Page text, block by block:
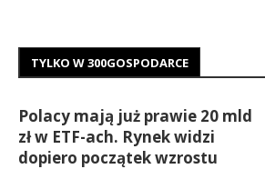
TYLKO W 300GOSPODARCE
Polacy mają już prawie 20 mld
zł w ETF-ach. Rynek widzi
dopiero początek wzrostu